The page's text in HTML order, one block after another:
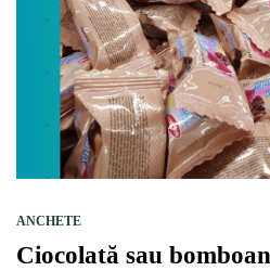
ANCHETE
Ciocolată sau